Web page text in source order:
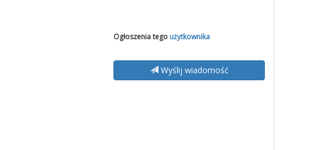
Ogłoszenia tego użytkownika
Wyślij wiadomość